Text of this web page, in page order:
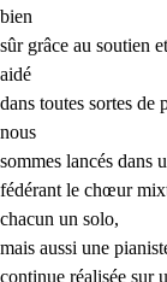
bien
sûr grâce au soutien
aidé
dans toutes sortes de
nous
sommes lancés dans
fédérant le chœur
chacun un solo,
mais aussi une
continue réalisée sur